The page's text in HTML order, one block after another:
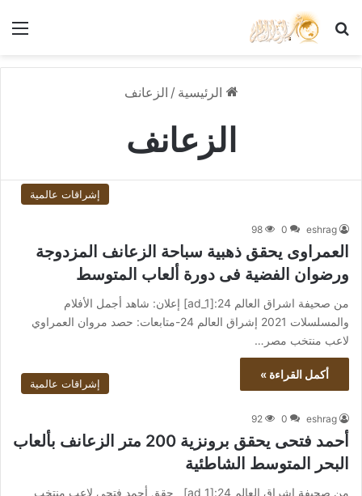
بحث عن
الرئيسية / الزعانف
الزعانف
إشراقات عالمية
eshrag
0
98
العمراوى يحقق ذهبية سباحة الزعانف المزدوجة
ورضوان الفضية فى دورة ألعاب المتوسط
من صحيفة اشراق العالم 24:[ad_1] إعلان: شاهد أجمل الأفلام
والمسلسلات 2021 إشراق العالم 24-متابعات: حصد مروان العمراوي
لاعب منتخب مصر…
أكمل القراءة »
إشراقات عالمية
eshrag
0
92
أحمد فتحى يحقق برونزية 200 متر الزعانف بألعاب
البحر المتوسط الشاطئية
من صحيفة اشراق العالم 24:[ad_1] حقق أحمد فتحي لاعب منتخب